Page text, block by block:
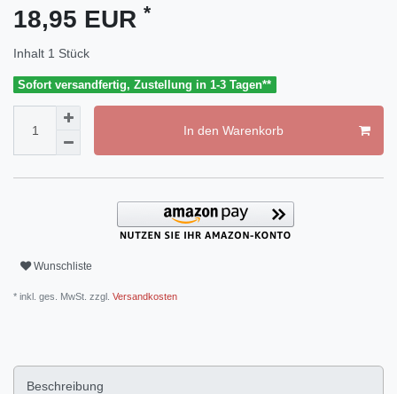
18,95 EUR *
Inhalt 1 Stück
Sofort versandfertig, Zustellung in 1-3 Tagen**
In den Warenkorb
Wunschliste
* inkl. ges. MwSt. zzgl. Versandkosten
Beschreibung